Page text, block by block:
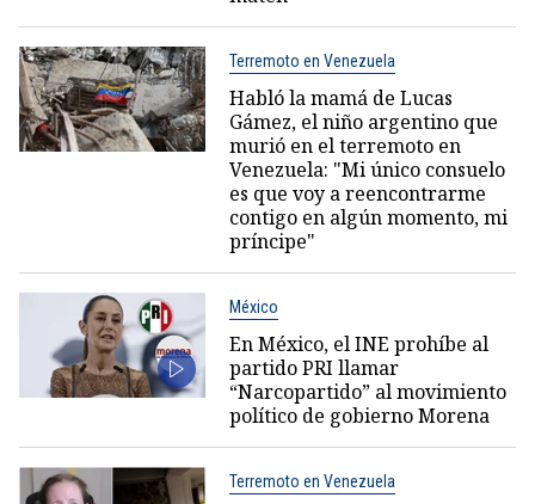
Terremoto en Venezuela
Habló la mamá de Lucas
Gámez, el niño argentino que
murió en el terremoto en
Venezuela: "Mi único consuelo
es que voy a reencontrarme
contigo en algún momento, mi
príncipe"
México
En México, el INE prohíbe al
partido PRI llamar
“Narcopartido” al movimiento
político de gobierno Morena
Terremoto en Venezuela